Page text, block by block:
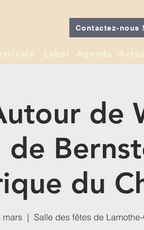
Contactez-nous !
Label Agenda
de
du
mars
  |
Salle des fêtes de